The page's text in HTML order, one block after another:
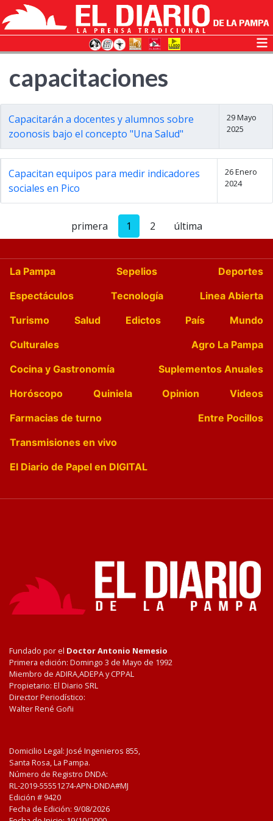
capacitaciones
Capacitarán a docentes y alumnos sobre
zoonosis bajo el concepto "Una Salud"
29 Mayo
2025
Capacitan equipos para medir indicadores
sociales en Pico
26 Enero
2024
primera 1 2 última
La Pampa Sepelios
Deportes
Espectáculos
Tecnología
Linea Abierta
Turismo
Salud Edictos País
Mundo
Culturales
Agro La Pampa
Cocina y Gastronomía
Suplementos Anuales
Horóscopo
Quiniela Opinion
Videos
Farmacias de turno
Entre Pocillos
Transmisiones en vivo
El Diario de Papel en DIGITAL
Fundado por el Doctor Antonio Nemesio
Primera edición: Domingo 3 de Mayo de 1992
Miembro de ADIRA,ADEPA y CPPAL
Propietario: El Diario SRL
Director Periodístico:
Walter René Goñi
Domicilio Legal: José Ingenieros 855,
Santa Rosa, La Pampa.
Número de Registro DNDA:
RL-2019-55551274-APN-DNDA#MJ
Edición # 9420
Fecha de Edición: 9/08/2026